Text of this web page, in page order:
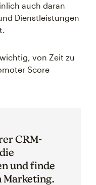
auch daran
Dienstleistungen
von Zeit zu
Score
CRM-
und finde
Marketing.